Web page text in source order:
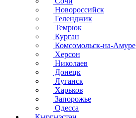
Новороссийск
Геленджик
Темрюк
Курган
Комсомольск-на-Амуре
Херсон
Николаев
Донецк
Луганск
Харьков
Запорожье
Одесса